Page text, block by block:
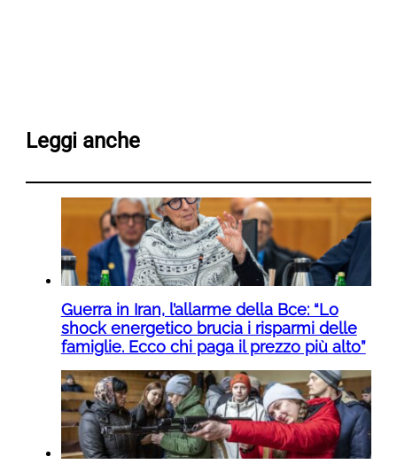
Leggi anche
Guerra in Iran, l’allarme della Bce: “Lo
shock energetico brucia i risparmi delle
famiglie. Ecco chi paga il prezzo più alto”